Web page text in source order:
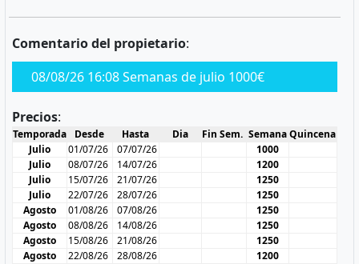
Comentario del propietario:
08/08/26 16:08 Semanas de julio 1000€
Precios:
Temporada Desde Hasta Dia Fin Sem. Semana Quincena
Julio
01/07/26 07/07/26
1000
Julio
08/07/26 14/07/26
1200
Julio
15/07/26 21/07/26
1250
Julio
22/07/26 28/07/26
1250
Agosto
01/08/26 07/08/26
1250
Agosto
08/08/26 14/08/26
1250
Agosto
15/08/26 21/08/26
1250
Agosto
22/08/26 28/08/26 1200